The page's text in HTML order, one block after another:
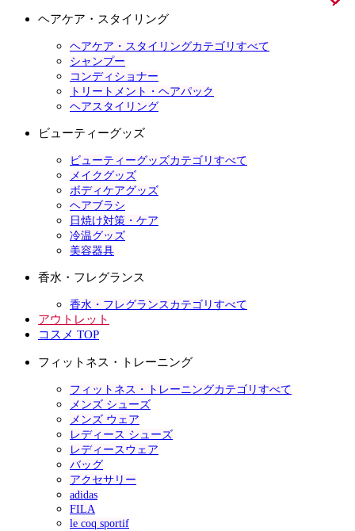
ヘアケア・スタイリング
ヘアケア・スタイリングカテゴリすべて
シャンプー
コンディショナー
トリートメント・ヘアパック
ヘアスタイリング
ビューティーグッズ
ビューティーグッズカテゴリすべて
メイクグッズ
ボディケアグッズ
ヘアブラシ
日焼け対策・ケア
冷温グッズ
美容器具
香水・フレグランス
香水・フレグランスカテゴリすべて
アウトレット
コスメ TOP
フィットネス・トレーニング
フィットネス・トレーニングカテゴリすべて
メンズ シューズ
メンズ ウェア
レディース シューズ
レディースウェア
バッグ
アクセサリー
adidas
FILA
le coq sportif